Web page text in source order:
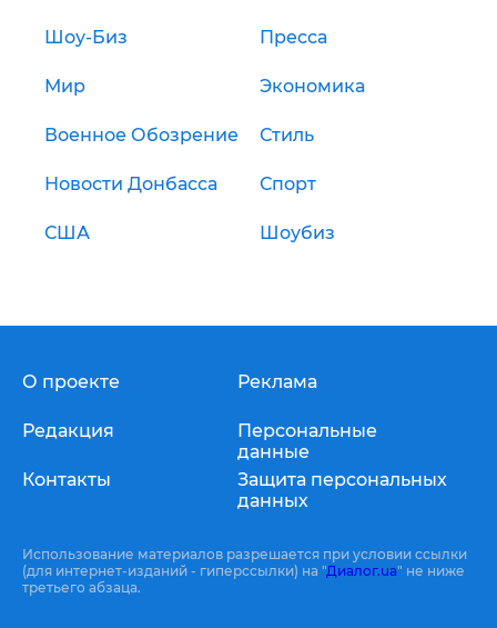
Шоу-Биз Пресса
Мир Экономика
Военное Обозрение Стиль
Новости Донбасса Спорт
США Шоубиз
О проекте
Редакция
Контакты
Реклама
Персональные
данные
Защита персональных
данных
Использование материалов разрешается при условии ссылки
(для интернет-изданий - гиперссылки) на "Диалог.ua" не ниже
третьего абзаца.